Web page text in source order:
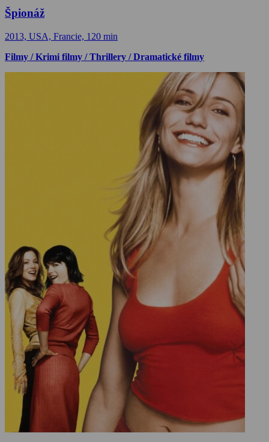
Špionáž
2013, USA, Francie, 120 min
Filmy / Krimi filmy / Thrillery / Dramatické filmy